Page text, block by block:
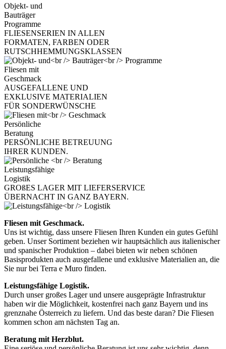
Objekt- und
Bauträger
Programme
FLIESENSERIEN IN ALLEN
FORMATEN, FARBEN ODER
RUTSCHHEMMUNGSKLASSEN
Fliesen mit
Geschmack
AUSGEFALLENE UND
EXKLUSIVE MATERIALIEN
FÜR SONDERWÜNSCHE
Persönliche
Beratung
PERSÖNLICHE BETREUUNG
IHRER KUNDEN.
Leistungsfähige
Logistik
GROßES LAGER MIT LIEFERSERVICE
ÜBERNACHT IN GANZ BAYERN.
Fliesen mit Geschmack.
Uns ist wichtig, dass unsere Fliesen Ihren Kunden ein gutes Gefühl
geben. Unser Sortiment beziehen wir hauptsächlich aus italienischer
und spanischer Produktion – dabei bieten wir neben schönen
Basisprodukten auch ausgefallene und exklusive Materialien an, die
Sie nur bei Terra e Muro finden.
Leistungsfähige Logistik.
Durch unser großes Lager und unsere ausgeprägte Infrastruktur
haben wir die Möglichkeit, kostenfrei nach ganz Bayern und ins
grenznahe Österreich zu liefern. Und das beste daran? Die Fliesen
kommen schon am nächsten Tag an.
Beratung mit Herzblut.